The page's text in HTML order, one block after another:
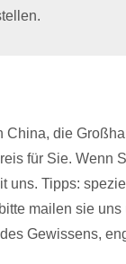
China, die
für Sie. Wenn
uns. Tipps:
mailen sie
Gewissens,